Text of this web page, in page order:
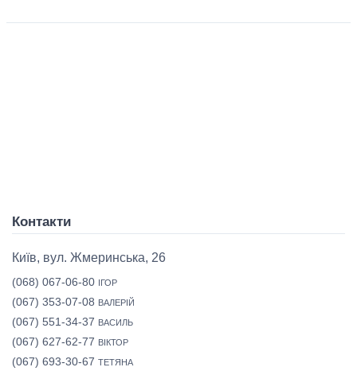
Контакти
Київ, вул. Жмеринська, 26
(068) 067-06-80 ІГОР
(067) 353-07-08 ВАЛЕРІЙ
(067) 551-34-37 ВАСИЛЬ
(067) 627-62-77 ВІКТОР
(067) 693-30-67 ТЕТЯНА